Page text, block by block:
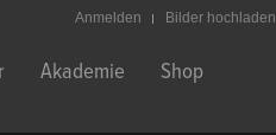
Bilder hochladen
Anmelden
Akademie Shop